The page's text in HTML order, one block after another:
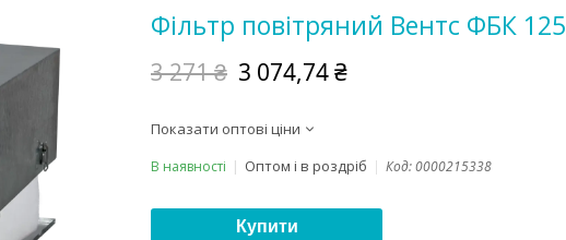
Фільтр повітряний Вентс ФБК 125
3 271 ₴ 3 074,74 ₴
Показати оптові ціни
В наявності Оптом і в роздріб Код:0000215338
Купити